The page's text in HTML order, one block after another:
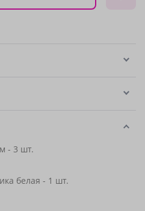
- 3 шт.
белая - 1 шт.